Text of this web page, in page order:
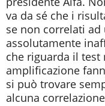
va da sé che i
se non correlati
assolutamente
che riguarda il
amplificazione
si può trovare
alcuna